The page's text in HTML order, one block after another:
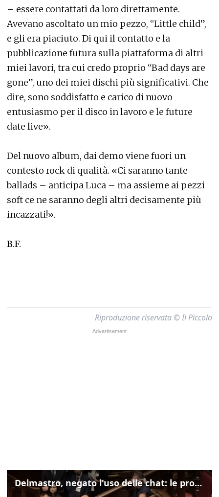
– essere contattati da loro direttamente.
Avevano ascoltato un mio pezzo, “Little child”,
e gli era piaciuto. Di qui il contatto e la
pubblicazione futura sulla piattaforma di altri
miei lavori, tra cui credo proprio “Bad days are
gone”, uno dei miei dischi più significativi. Che
dire, sono soddisfatto e carico di nuovo
entusiasmo per il disco in lavoro e le future
date live».
Del nuovo album, dai demo viene fuori un
contesto rock di qualità. «Ci saranno tante
ballads – anticipa Luca – ma assieme ai pezzi
soft ce ne saranno degli altri decisamente più
incazzati!».
B.F.
Riproduzione riservata © Il Piccolo
Delmastro, negato l'uso delle chat: le proteste di Avs e M5s